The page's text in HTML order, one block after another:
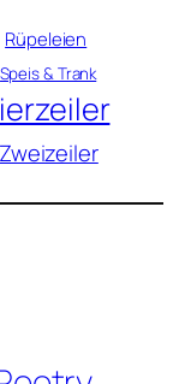
Rüpeleien
Speis & Trank
Zweizeiler